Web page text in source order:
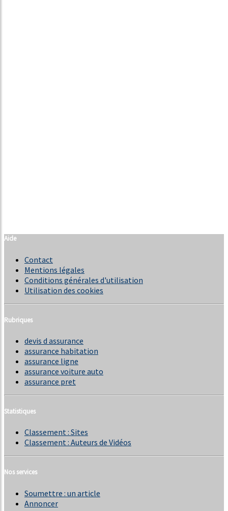
Aide
Contact
Mentions légales
Conditions générales d'utilisation
Utilisation des cookies
Rubriques
devis d assurance
assurance habitation
assurance ligne
assurance voiture auto
assurance pret
Statistiques
Classement : Sites
Classement : Auteurs de Vidéos
Nos services
Soumettre : un article
Annoncer